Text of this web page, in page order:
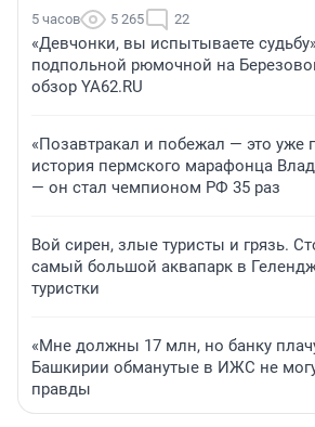
5 часов 5 265 22
«Девчонки, вы испытываете
подпольной рюмочной на
обзор YA62.RU
«Позавтракал и побежал — это уже
история пермского марафонца
— он стал чемпионом РФ 35 раз
Вой сирен, злые туристы и грязь.
самый большой аквапарк в
туристки
«Мне должны 17 млн, но банку
Башкирии обманутые в ИЖС не
правды